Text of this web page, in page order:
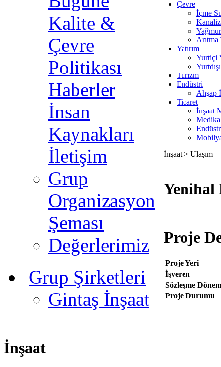
Çevre
İçme
Arıtma
Yatırım
Yurtiçi
Turizm
Endüstri
Ahşap
Ticaret
İnşaat
İnşaat > Ulaşım
Yenihal
Proje
Proje Yeri
İşveren
Sözleşme
Proje Durumu
İnşaat
Kalite &
Çevre
Politikası
Haberler
İnsan
Kaynakları
İletişim
Grup
Organizasyon
Şeması
Değerlerimiz
Grup Şirketleri
Gintaş İnşaat